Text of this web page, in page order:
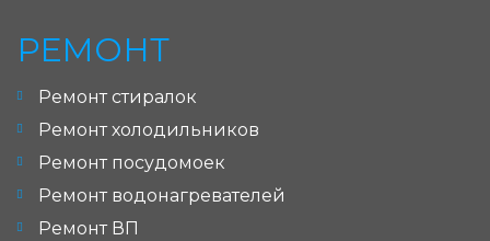
РЕМОНТ
Ремонт стиралок
Ремонт холодильников
Ремонт посудомоек
Ремонт водонагревателей
Ремонт ВП